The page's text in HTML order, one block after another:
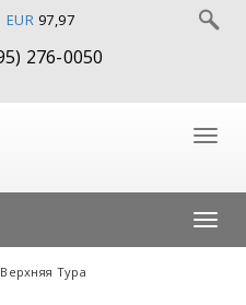
EUR 97,97
276-0050
Тура